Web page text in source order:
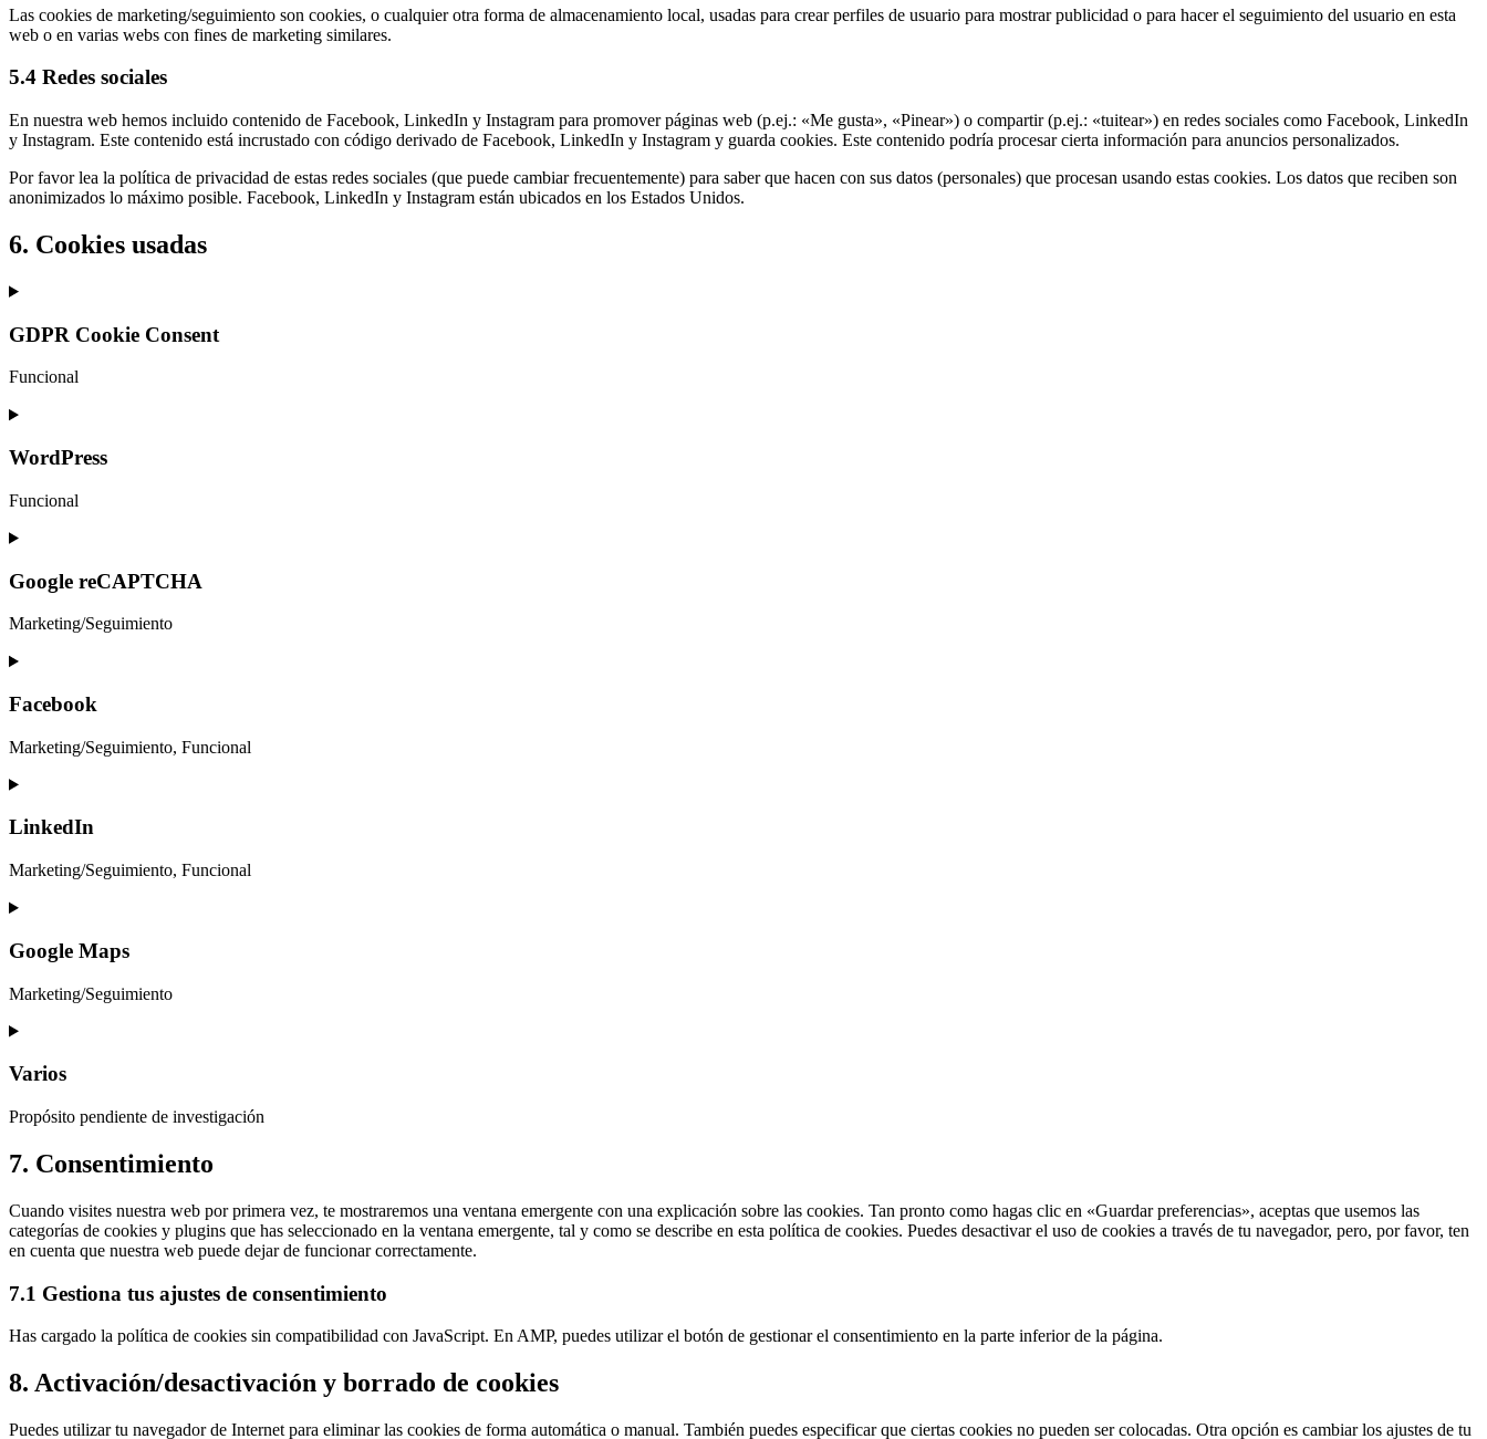
Las cookies de marketing/seguimiento son cookies, o cualquier otra forma de almacenamiento local, usadas para crear perfiles de usuario para mostrar publicidad o para hacer el seguimiento del usuario en esta
web o en varias webs con fines de marketing similares.
5.4 Redes sociales
En nuestra web hemos incluido contenido de Facebook, LinkedIn y Instagram para promover páginas web (p.ej.: «Me gusta», «Pinear») o compartir (p.ej.: «tuitear») en redes sociales como Facebook, LinkedIn
y Instagram. Este contenido está incrustado con código derivado de Facebook, LinkedIn y Instagram y guarda cookies. Este contenido podría procesar cierta información para anuncios personalizados.
Por favor lea la política de privacidad de estas redes sociales (que puede cambiar frecuentemente) para saber que hacen con sus datos (personales) que procesan usando estas cookies. Los datos que reciben son
anonimizados lo máximo posible. Facebook, LinkedIn y Instagram están ubicados en los Estados Unidos.
6. Cookies usadas
GDPR Cookie Consent
Funcional
Consent
service
cookie-
consent
WordPress
Funcional
Consent
service
wordpress
Google reCAPTCHA
Marketing/Seguimiento
Consent
service
recaptcha
Facebook
Marketing/Seguimiento, Funcional
Consent
service
LinkedIn
Marketing/Seguimiento, Funcional
Consent
service
linkedin
Google Maps
Marketing/Seguimiento
Consent
service
maps
Varios
Propósito pendiente de investigación
Consent
to
varios
7. Consentimiento
Cuando visites nuestra web por primera vez, te mostraremos una ventana emergente con una explicación sobre las cookies. Tan pronto como hagas clic en «Guardar preferencias», aceptas que usemos las
categorías de cookies y plugins que has seleccionado en la ventana emergente, tal y como se describe en esta política de cookies. Puedes desactivar el uso de cookies a través de tu navegador, pero, por favor, ten
en cuenta que nuestra web puede dejar de funcionar correctamente.
7.1 Gestiona tus ajustes de consentimiento
Has cargado la política de cookies sin compatibilidad con JavaScript. En AMP, puedes utilizar el botón de gestionar el consentimiento en la parte inferior de la página.
8. Activación/desactivación y borrado de cookies
Puedes utilizar tu navegador de Internet para eliminar las cookies de forma automática o manual. También puedes especificar que ciertas cookies no pueden ser colocadas. Otra opción es cambiar los ajustes de tu